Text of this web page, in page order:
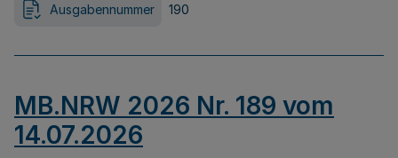
Ausgabennummer 190
MB.NRW 2026 Nr. 189 vom
14.07.2026